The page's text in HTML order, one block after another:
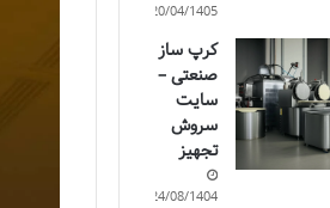
20/04/1405
کرپ ساز
صنعتی –
سایت
سروش
تجهیز
24/08/1404